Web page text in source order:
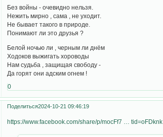
Без войны - очевидно нельзя.
Нежить мирно , сама , не уходит.
Не бывает такого в природе.
Понимают ли это друзья ?
Белой ночью ли , черным ли днём
Ходоков выжигать хороводы
Нам судьба , защищая свободу -
Да горят они адским огнем !
0
Поделиться2024-10-21 09:46:19
https://www.facebook.com/share/p/mocFf7 … tid=oFDknk